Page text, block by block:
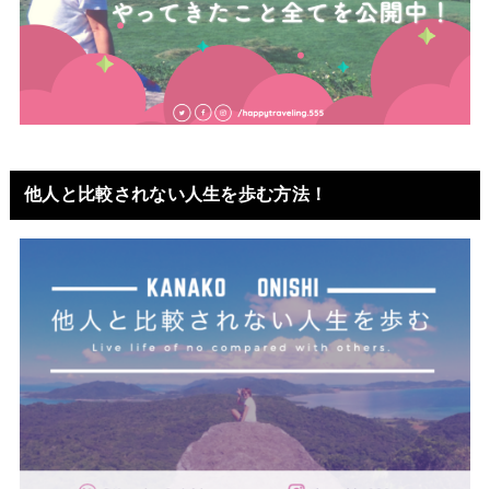
他人と比較されない人生を歩む方法！